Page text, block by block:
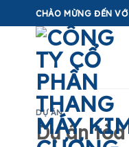
to
CHÀO MỪNG ĐẾN
DỰ ÁN
Dự án tòa